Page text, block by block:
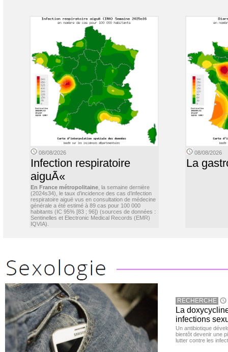
08/08/2026
Infection respiratoire
aiguÃ«
En France métropolitaine , la semaine dernière
(2024s34), le taux d’incidence des cas d’infection
respiratoire aiguë vus en consultation de médecine
générale a été estimé à 89 cas pour 100 000
habitants (IC 95% [83 ; 96]) (sources de données :
Sentinelles et Electronic Medical Records (EMR)
IQVIA).
08/08/2026
La
RECHERCHE
La
infections
Un antibiotique
bientôt devenir une
lutter contre les